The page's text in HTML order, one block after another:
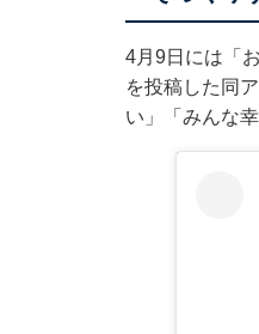
4月9日には「
を投稿した同
い」「みんな